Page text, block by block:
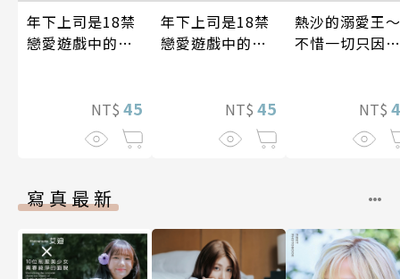
年下上司是18禁
戀愛遊戲中的我
NT$ 45
年下上司是18禁
戀愛遊戲中的我
NT$ 45
熱沙的溺愛王～
不惜一切只因愛
NT$
寫真最新